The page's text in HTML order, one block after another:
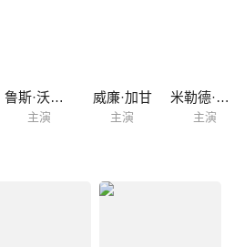
鲁斯·沃里克
主演
威廉·加甘
主演
米勒德·米切尔
主演